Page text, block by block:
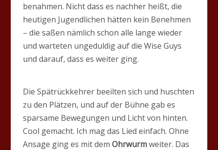
benahmen. Nicht dass es nachher heißt, die
heutigen Jugendlichen hätten kein Benehmen
– die saßen nämlich schon alle lange wieder
und warteten ungeduldig auf die Wise Guys
und darauf, dass es weiter ging.
Die Spätrückkehrer beeilten sich und huschten
zu den Plätzen, und auf der Bühne gab es
sparsame Bewegungen und Licht von hinten.
Cool gemacht. Ich mag das Lied einfach. Ohne
Ansage ging es mit demOhrwurmweiter. Das